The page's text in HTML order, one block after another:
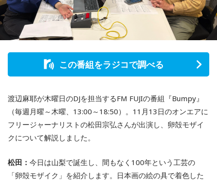
この番組をラジコで調べる
渡辺麻耶が木曜日のDJを担当するFM FUJIの番組『Bumpy』
（毎週月曜～木曜、13:00～18:50）。11月13日のオンエアに
フリージャーナリストの松田宗弘さんが出演し、卵殻モザイ
クについて解説しました。
松田： 今日は山梨で誕生し、間もなく100年という工芸の
「卵殻モザイク」を紹介します。日本画の絵の具で着色した